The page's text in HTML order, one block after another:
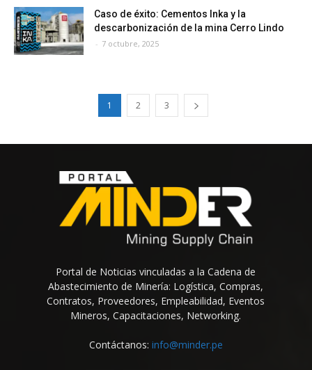
Caso de éxito: Cementos Inka y la
descarbonización de la mina Cerro Lindo
- 7 octubre, 2025
1 2 3
Portal de Noticias vinculadas a la Cadena de
Abastecimiento de Minería: Logística, Compras,
Contratos, Proveedores, Empleabilidad, Eventos
Mineros, Capacitaciones, Networking.
Contáctanos: info@minder.pe